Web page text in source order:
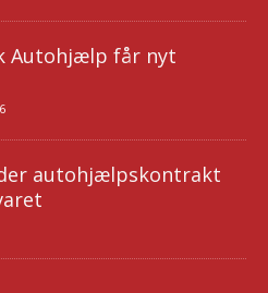
Autohjælp får nyt
autohjælpskontrakt